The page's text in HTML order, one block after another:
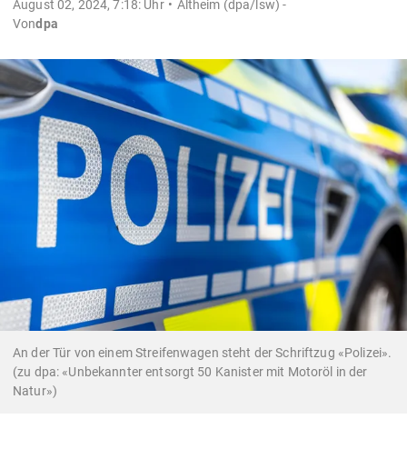
August 02, 2024, 7:18: Uhr
Altheim (dpa/lsw) -
Vondpa
An der Tür von einem Streifenwagen steht der Schriftzug «Polizei».
(zu dpa: «Unbekannter entsorgt 50 Kanister mit Motoröl in der
Natur»)